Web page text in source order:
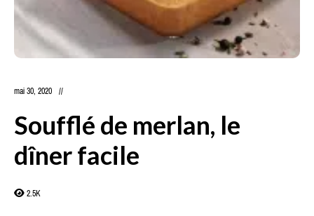
mai 30, 2020
Soufflé de merlan, le
dîner facile
2.5K